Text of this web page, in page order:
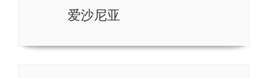
爱沙尼亚